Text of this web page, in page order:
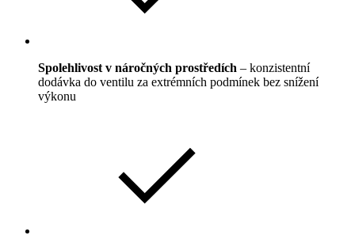
Spolehlivost v náročných prostředích – konzistentní
dodávka do ventilu za extrémních podmínek bez snížení
výkonu